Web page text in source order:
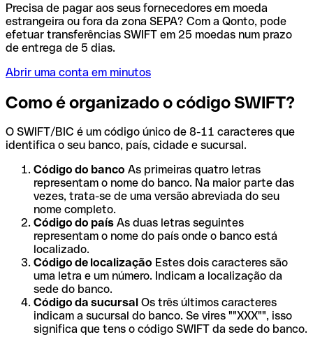
Precisa de pagar aos seus fornecedores em moeda
estrangeira ou fora da zona SEPA? Com a Qonto, pode
efetuar transferências SWIFT em 25 moedas num prazo
de entrega de 5 dias.
Abrir uma conta em minutos
Como é organizado o código SWIFT?
O SWIFT/BIC é um código único de 8-11 caracteres que
identifica o seu banco, país, cidade e sucursal.
Código do banco As primeiras quatro letras
representam o nome do banco. Na maior parte das
vezes, trata-se de uma versão abreviada do seu
nome completo.
Código do país As duas letras seguintes
representam o nome do país onde o banco está
localizado.
Código de localização Estes dois caracteres são
uma letra e um número. Indicam a localização da
sede do banco.
Código da sucursal Os três últimos caracteres
indicam a sucursal do banco. Se vires ""XXX"", isso
significa que tens o código SWIFT da sede do banco.